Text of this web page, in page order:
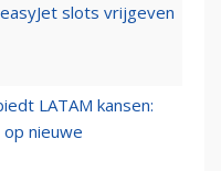
slots vrijgeven
LATAM kansen:
nieuwe